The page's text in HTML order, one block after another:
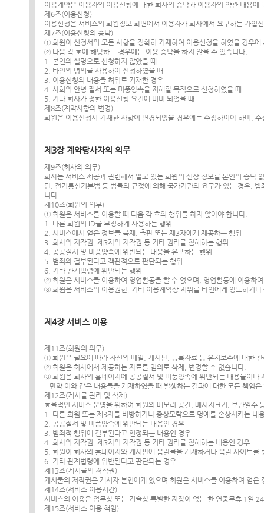
이용계약은 이용자의 이용신청에 대한 회사의 승낙과 이용자의 약관 내용
제6조(이용신청)
이용신청은 서비스의 회원정보 화면에서 이용자가 회사에서 요구하는 가
제7조(이용신청의 승낙)
① 회원이 신청서의 모든 사항을 정확히 기재하여 이용신청을 하였을 경우
② 다음 각 호에 해당하는 경우에는 이용 승낙을 하지 않을 수 있습니다.
1. 본인의 실명으로 신청하지 않았을 때
2. 타인의 명의를 사용하여 신청하였을 때
3. 이용신청의 내용을 허위로 기재한 경우
4. 사회의 안녕 질서 또는 미풍양속을 저해할 목적으로 신청하였을 때
5. 기타 회사가 정한 이용신청 요건에 미비 되었을 때
제8조(계약사항의 변경)
회원은 이용신청시 기재한 사항이 변경되었을 경우에는 수정하여야 하며,
제3장 계약당사자의 의무
제9조(회사의 의무)
회사는 서비스 제공과 관련해서 알고 있는 회원의 신상 정보를 본인의 승낙
단, 전기통신기본법 등 법률의 규정에 의해 국가기관의 요구가 있는 경우,
니다.
제10조(회원의 의무)
① 회원은 서비스를 이용할 때 다음 각 호의 행위를 하지 않아야 합니다.
1. 다른 회원의 ID를 부정하게 사용하는 행위
2. 서비스에서 얻은 정보를 복제, 출판 또는 제3자에게 제공하는 행위
3. 회사의 저작권, 제3자의 저작권 등 기타 권리를 침해하는 행위
4. 공공질서 및 미풍양속에 위반되는 내용을 유포하는 행위
5. 범죄와 결부된다고 객관적으로 판단되는 행위
6. 기타 관계법령에 위반되는 행위
② 회원은 서비스를 이용하여 영업활동을 할 수 없으며, 영업활동에 이용하
③ 회원은 서비스의 이용권한, 기타 이용계약상 지위를 타인에게 양도하거
제4장 서비스 이용
제11조(회원의 의무)
① 회원은 필요에 따라 자신의 메일, 게시판, 등록자료 등 유지보수에 대한
② 회원은 회사에서 제공하는 자료를 임의로 삭제, 변경할 수 없습니다.
③ 회원은 회사의 홈페이지에 공공질서 및 미풍양속에 위반되는 내용물이
만약 이와 같은 내용물을 게재하였을 때 발생하는 결과에 대한 모든 책임
제12조(게시물 관리 및 삭제)
효율적인 서비스 운영을 위하여 회원의 메모리 공간, 메시지크기, 보관일
1. 다른 회원 또는 제3자를 비방하거나 중상모략으로 명예를 손상시키는 내
2. 공공질서 및 미풍양속에 위반되는 내용인 경우
3. 범죄적 행위에 결부된다고 인정되는 내용인 경우
4. 회사의 저작권, 제3자의 저작권 등 기타 권리를 침해하는 내용인 경우
5. 회원이 회사의 홈페이지와 게시판에 음란물을 게재하거나 음란 사이트를
6. 기타 관계법령에 위반된다고 판단되는 경우
제13조(게시물의 저작권)
게시물의 저작권은 게시자 본인에게 있으며 회원은 서비스를 이용하여 얻
제14조(서비스 이용시간)
서비스의 이용은 업무상 또는 기술상 특별한 지장이 없는 한 연중무휴 1일
제15조(서비스 이용 책임)